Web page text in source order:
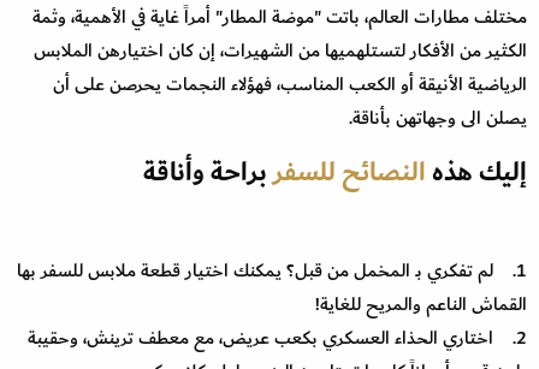
مختلف مطارات العالم، باتت "موضة المطار" أمراً غاية في الأهمية، وثمة
الكثير من الأفكار لتستلهميها من الشهيرات، إن كان اختيارهن الملابس
الرياضية الأنيقة أو الكعب المناسب، فهؤلاء النجمات يحرصن على أن
يصلن الى وجهاتهن بأناقة.
إليك هذهالنصائح للسفربراحة وأناقة
1. لم تفكري بـ المخمل من قبل؟ يمكنك اختيار قطعة ملابس للسفر بها
القماش الناعم والمريح للغاية!
2. اختاري الحذاء العسكري بكعب عريض، مع معطف ترينش، وحقيبة